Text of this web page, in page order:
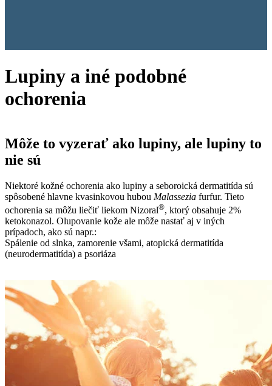
Lupiny a iné podobné
ochorenia
Môže to vyzerať ako lupiny, ale lupiny to
nie sú
Niektoré kožné ochorenia ako lupiny a seboroická dermatitída sú
spôsobené hlavne kvasinkovou hubou Malassezia furfur. Tieto
ochorenia sa môžu liečiť liekom Nizoral®, ktorý obsahuje 2%
ketokonazol. Olupovanie kože ale môže nastať aj v iných
prípadoch, ako sú napr.:
Spálenie od slnka, zamorenie všami, atopická dermatitída
(neurodermatitída) a psoriáza